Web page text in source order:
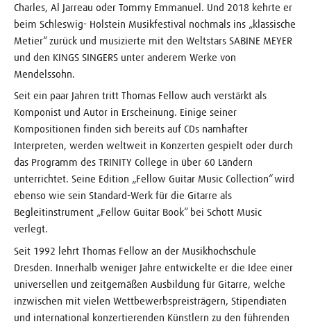
Charles, Al Jarreau oder Tommy Emmanuel. Und 2018 kehrte er
beim Schleswig- Holstein Musikfestival nochmals ins „klassische
Metier“ zurück und musizierte mit den Weltstars SABINE MEYER
und den KINGS SINGERS unter anderem Werke von
Mendelssohn.
Seit ein paar Jahren tritt Thomas Fellow auch verstärkt als
Komponist und Autor in Erscheinung. Einige seiner
Kompositionen finden sich bereits auf CDs namhafter
Interpreten, werden weltweit in Konzerten gespielt oder durch
das Programm des TRINITY College in über 60 Ländern
unterrichtet. Seine Edition „Fellow Guitar Music Collection“ wird
ebenso wie sein Standard-Werk für die Gitarre als
Begleitinstrument „Fellow Guitar Book“ bei Schott Music
verlegt.
Seit 1992 lehrt Thomas Fellow an der Musikhochschule
Dresden. Innerhalb weniger Jahre entwickelte er die Idee einer
universellen und zeitgemäßen Ausbildung für Gitarre, welche
inzwischen mit vielen Wettbewerbspreisträgern, Stipendiaten
und international konzertierenden Künstlern zu den führenden